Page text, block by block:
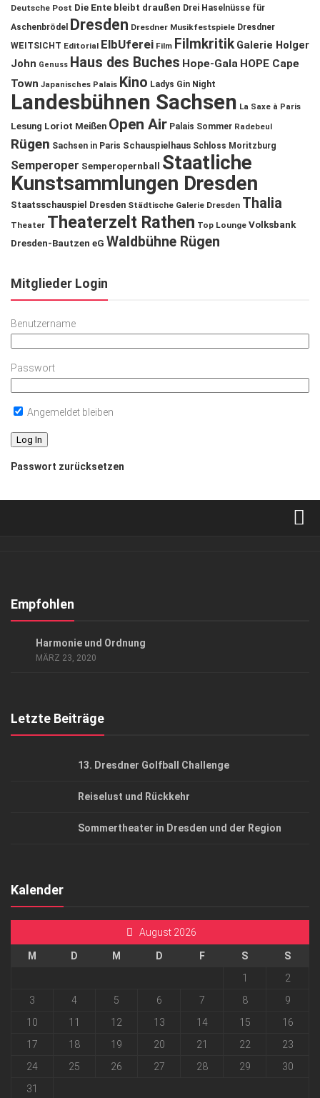
Deutsche Post Die Ente bleibt draußen Drei Haselnüsse für
Aschenbrödel
Dresden Dresdner Musikfestspiele Dresdner
WEITSICHT Editorial ElbUferei Film Filmkritik Galerie Holger
John Genuss Haus des Buches Hope-Gala HOPE Cape
Town Japanisches Palais Kino Ladys Gin Night
Landesbühnen Sachsen La Saxe à Paris
Lesung Loriot Meißen Open Air Palais Sommer Radebeul
Rügen Sachsen in Paris Schauspielhaus Schloss Moritzburg
Semperoper Semperopernball
Staatliche
Kunstsammlungen Dresden
Staatsschauspiel Dresden Städtische Galerie Dresden Thalia
Theater Theaterzelt Rathen Top Lounge Volksbank
Dresden-Bautzen eG Waldbühne Rügen
Mitglieder Login
Benutzername
Passwort
Angemeldet bleiben
Passwort zurücksetzen
Kontakt, Impressum
Empfohlen
Harmonie und Ordnung
MÄRZ 23, 2020
Letzte Beiträge
13. Dresdner Golfball Challenge
Reiselust und Rückkehr
Sommertheater in Dresden und der Region
Kalender
August 2026
M D M D F S
S
1
2
3
4 5 6 7 8
9
10
11 12 13 14 15
16
17
18 19 20 21 22
23
24
25 26 27 28 29
30
31